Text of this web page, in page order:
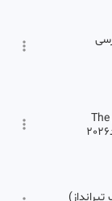
تریلر جدیدی از فیلم The